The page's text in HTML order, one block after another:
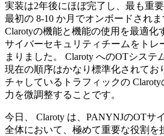
実装は2年後にほぼ完了し、最も重
最初の 8-10 か月でオンボードされま
Clarotyの機能と機能の使用を最適化
サイバーセキュリティチームをトレ
まりました。 Claroty へのOTシステ
現在の順序はかなり標準化されてお
チャしているトラフィックの
力を微調整することです。
今日、 Claroty は、PANYNJのOTサ
全体において、極めて重要な役割を